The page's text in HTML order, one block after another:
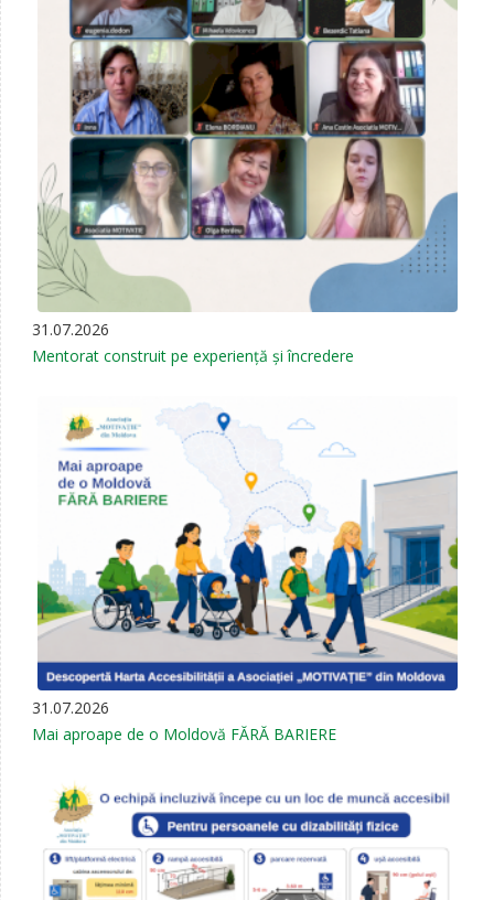
31.07.2026
Mentorat construit pe experiență și încredere
31.07.2026
Mai aproape de o Moldovă FĂRĂ BARIERE